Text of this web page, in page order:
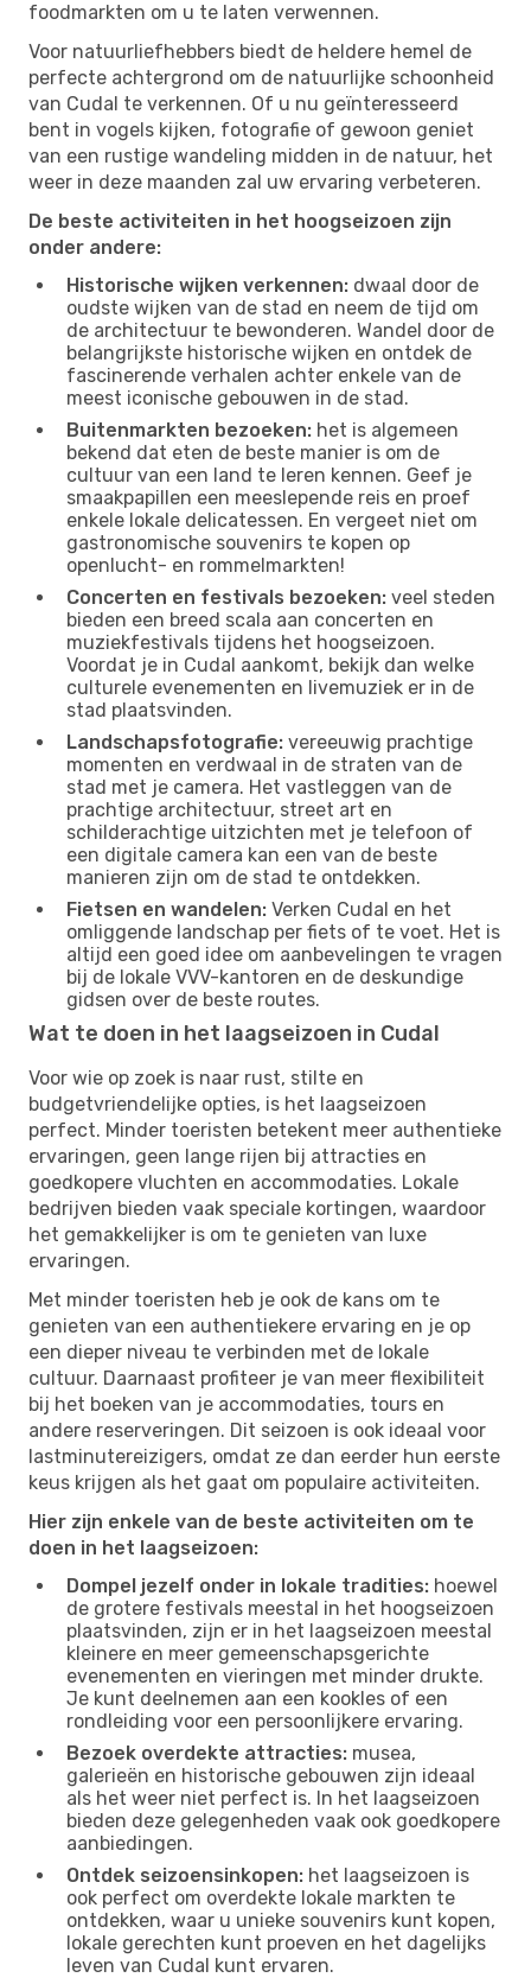
foodmarkten om u te laten verwennen.
Voor natuurliefhebbers biedt de heldere hemel de
perfecte achtergrond om de natuurlijke schoonheid
van Cudal te verkennen. Of u nu geïnteresseerd
bent in vogels kijken, fotografie of gewoon geniet
van een rustige wandeling midden in de natuur, het
weer in deze maanden zal uw ervaring verbeteren.
De beste activiteiten in het hoogseizoen zijn
onder andere:
Historische wijken verkennen: dwaal door de
oudste wijken van de stad en neem de tijd om
de architectuur te bewonderen. Wandel door de
belangrijkste historische wijken en ontdek de
fascinerende verhalen achter enkele van de
meest iconische gebouwen in de stad.
Buitenmarkten bezoeken: het is algemeen
bekend dat eten de beste manier is om de
cultuur van een land te leren kennen. Geef je
smaakpapillen een meeslepende reis en proef
enkele lokale delicatessen. En vergeet niet om
gastronomische souvenirs te kopen op
openlucht- en rommelmarkten!
Concerten en festivals bezoeken: veel steden
bieden een breed scala aan concerten en
muziekfestivals tijdens het hoogseizoen.
Voordat je in Cudal aankomt, bekijk dan welke
culturele evenementen en livemuziek er in de
stad plaatsvinden.
Landschapsfotografie: vereeuwig prachtige
momenten en verdwaal in de straten van de
stad met je camera. Het vastleggen van de
prachtige architectuur, street art en
schilderachtige uitzichten met je telefoon of
een digitale camera kan een van de beste
manieren zijn om de stad te ontdekken.
Fietsen en wandelen: Verken Cudal en het
omliggende landschap per fiets of te voet. Het is
altijd een goed idee om aanbevelingen te vragen
bij de lokale VVV-kantoren en de deskundige
gidsen over de beste routes.
Wat te doen in het laagseizoen in Cudal
Voor wie op zoek is naar rust, stilte en
budgetvriendelijke opties, is het laagseizoen
perfect. Minder toeristen betekent meer authentieke
ervaringen, geen lange rijen bij attracties en
goedkopere vluchten en accommodaties. Lokale
bedrijven bieden vaak speciale kortingen, waardoor
het gemakkelijker is om te genieten van luxe
ervaringen.
Met minder toeristen heb je ook de kans om te
genieten van een authentiekere ervaring en je op
een dieper niveau te verbinden met de lokale
cultuur. Daarnaast profiteer je van meer flexibiliteit
bij het boeken van je accommodaties, tours en
andere reserveringen. Dit seizoen is ook ideaal voor
lastminutereizigers, omdat ze dan eerder hun eerste
keus krijgen als het gaat om populaire activiteiten.
Hier zijn enkele van de beste activiteiten om te
doen in het laagseizoen:
Dompel jezelf onder in lokale tradities: hoewel
de grotere festivals meestal in het hoogseizoen
plaatsvinden, zijn er in het laagseizoen meestal
kleinere en meer gemeenschapsgerichte
evenementen en vieringen met minder drukte.
Je kunt deelnemen aan een kookles of een
rondleiding voor een persoonlijkere ervaring.
Bezoek overdekte attracties: musea,
galerieën en historische gebouwen zijn ideaal
als het weer niet perfect is. In het laagseizoen
bieden deze gelegenheden vaak ook goedkopere
aanbiedingen.
Ontdek seizoensinkopen: het laagseizoen is
ook perfect om overdekte lokale markten te
ontdekken, waar u unieke souvenirs kunt kopen,
lokale gerechten kunt proeven en het dagelijks
leven van Cudal kunt ervaren.